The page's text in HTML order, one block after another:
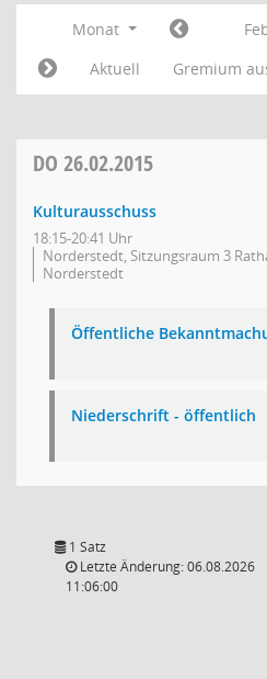
Monat
Aktuell
Gremium
DO 26.02.2015
Kulturausschuss
18:15-20:41 Uhr
Norderstedt, Sitzungsraum 3
Norderstedt
Öffentliche
Niederschrift - öffentlich
1 Satz
Letzte Änderung: 06.08.2026
11:06:00